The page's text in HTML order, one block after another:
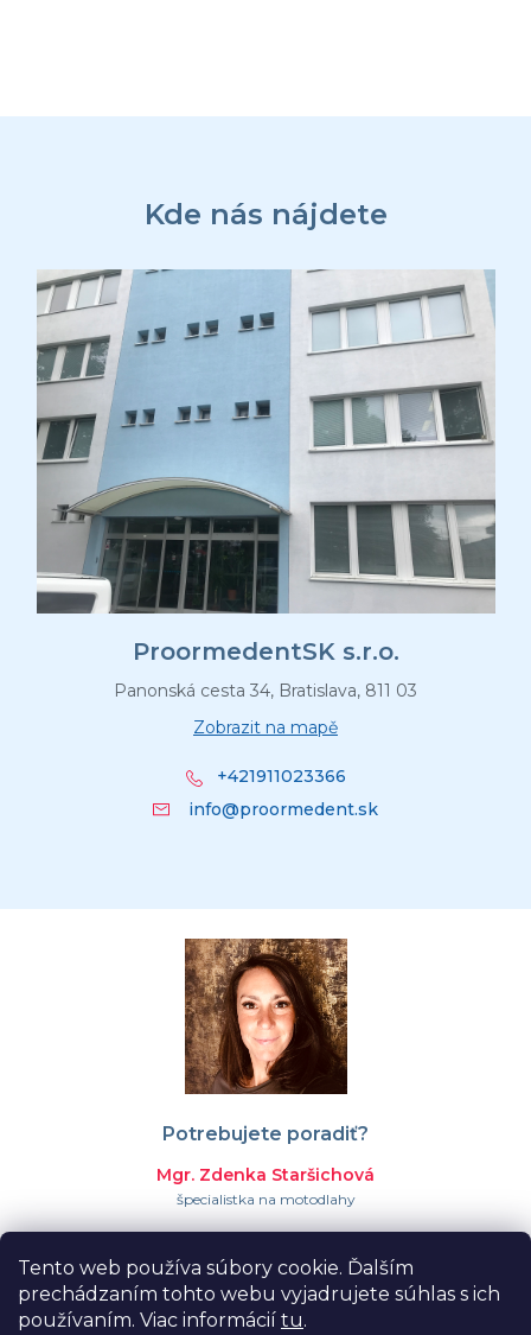
Tento web používa súbory cookie. Ďalším
prechádzaním tohto webu vyjadrujete súhlas s ich
používaním. Viac informácií tu.
Kde nás nájdete
ProormedentSK s.r.o.
Panonská cesta 34, Bratislava, 811 03
Zobrazit na mapě
+421911023366
info@proormedent.sk
Potrebujete poradiť?
Mgr. Zdenka Staršichová
špecialistka na motodlahy
+421 911 023 366
info@proormedent.sk